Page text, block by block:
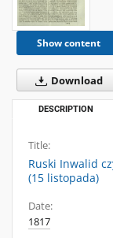
Show content
Download
DESCRIPTION
Title:
Ruski Inwalid
(15 listopada)
Date:
1817